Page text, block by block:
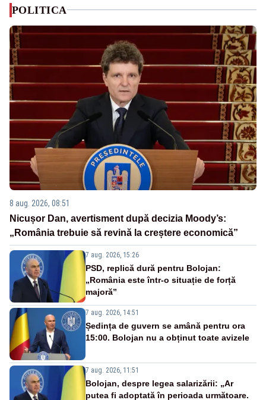
POLITICA
8 aug. 2026, 08:51
Nicușor Dan, avertisment după decizia Moody’s:
„România trebuie să revină la creștere economică”
7 aug. 2026, 15:26
PSD, replică dură pentru Bolojan:
„România este într-o situație de forță
majoră”
7 aug. 2026, 14:51
Ședința de guvern se amână pentru ora
15:00. Bolojan nu a obținut toate avizele
7 aug. 2026, 11:51
Bolojan, despre legea salarizării: „Ar
putea fi adoptată în perioada următoare.